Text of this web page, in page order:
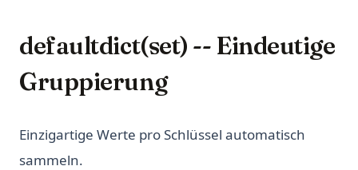
defaultdict(set) -- Eindeutige
Gruppierung
Einzigartige Werte pro Schlüssel automatisch
sammeln.